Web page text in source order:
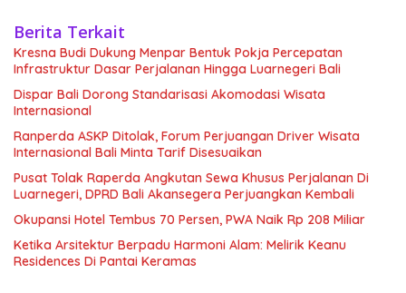
Berita Terkait
Kresna Budi Dukung Menpar Bentuk Pokja Percepatan
Infrastruktur Dasar Perjalanan Hingga Luarnegeri Bali
Dispar Bali Dorong Standarisasi Akomodasi Wisata
Internasional
Ranperda ASKP Ditolak, Forum Perjuangan Driver Wisata
Internasional Bali Minta Tarif Disesuaikan
Pusat Tolak Raperda Angkutan Sewa Khusus Perjalanan Di
Luarnegeri, DPRD Bali Akansegera Perjuangkan Kembali
Okupansi Hotel Tembus 70 Persen, PWA Naik Rp 208 Miliar
Ketika Arsitektur Berpadu Harmoni Alam: Melirik Keanu
Residences Di Pantai Keramas